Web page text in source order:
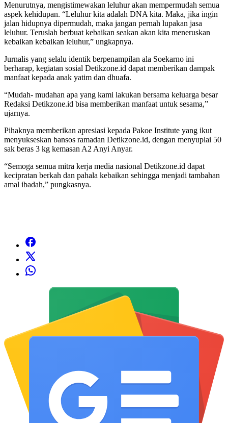
Menurutnya, mengistimewakan leluhur akan mempermudah semua
aspek kehidupan. “Leluhur kita adalah DNA kita. Maka, jika ingin
jalan hidupnya dipermudah, maka jangan pernah lupakan jasa
leluhur. Teruslah berbuat kebaikan seakan akan kita meneruskan
kebaikan kebaikan leluhur,” ungkapnya.
Jurnalis yang selalu identik berpenampilan ala Soekarno ini
berharap, kegiatan sosial Detikzone.id dapat memberikan dampak
manfaat kepada anak yatim dan dhuafa.
“Mudah- mudahan apa yang kami lakukan bersama keluarga besar
Redaksi Detikzone.id bisa memberikan manfaat untuk sesama,”
ujarnya.
Pihaknya memberikan apresiasi kepada Pakoe Institute yang ikut
menyukseskan bansos ramadan Detikzone.id, dengan menyuplai 50
sak beras 3 kg kemasan A2 Anyi Anyar.
“Semoga semua mitra kerja media nasional Detikzone.id dapat
kecipratan berkah dan pahala kebaikan sehingga menjadi tambahan
amal ibadah,” pungkasnya.